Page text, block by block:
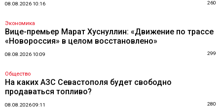
08.08.2026 10:16 260
Экономика
Вице-премьер Марат Хуснуллин: «Движение по трассе
«Новороссия» в целом восстановлено»
08.08.2026 10:09 299
Общество
На каких АЗС Севастополя будет свободно
продаваться топливо?
08.08.2026 09:11 280